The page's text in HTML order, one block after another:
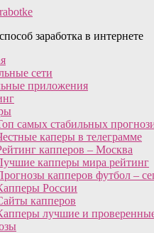
заработка в интернете
сети
приложения
самых стабильных
каперы в телеграмме
капперов – Москва
капперы мира рейтинг
капперов футбол –
России
капперов
лучшие и